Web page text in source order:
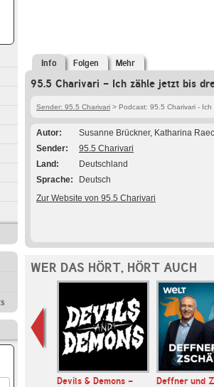
Info Folgen Mehr
95.5 Charivari - Ich zähle jetzt bis
Sender: 95.5 Charivari > Podcast: 95.5 Charivari -
Autor
Susanne Brückner, Katharina
Sender
95.5 Charivari
Land
Deutschland
Sprache
Deutsch
Zur Website von 95.5 Charivari
WER DAS HÖRT, HÖRT AUCH
Devils & Demons -
Deffner und